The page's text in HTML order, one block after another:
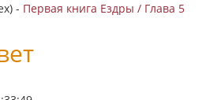
- Первая книга Ездры / Глава 5